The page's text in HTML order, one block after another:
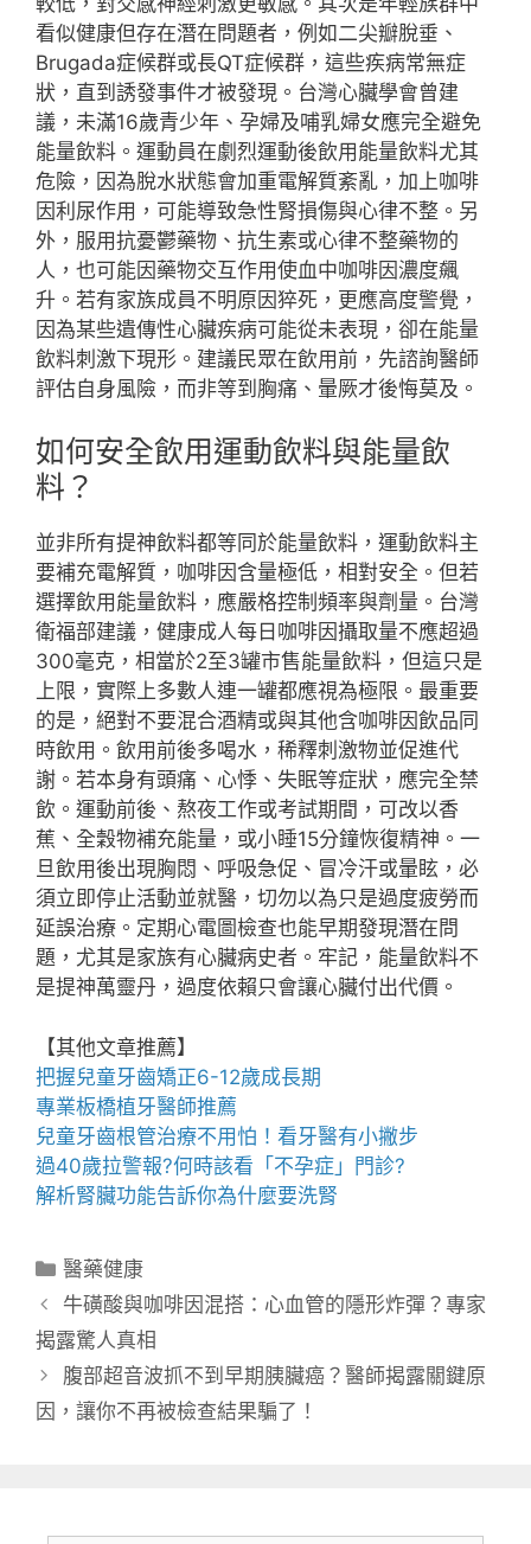
看似健康但存在潛在問題者，例如二尖瓣脫垂、
Brugada症候群或長QT症候群，這些疾病常無症
狀，直到誘發事件才被發現。台灣心臟學會曾建
議，未滿16歲青少年、孕婦及哺乳婦女應完全避免
能量飲料。運動員在劇烈運動後飲用能量飲料尤其
危險，因為脫水狀態會加重電解質紊亂，加上咖啡
因利尿作用，可能導致急性腎損傷與心律不整。另
外，服用抗憂鬱藥物、抗生素或心律不整藥物的
人，也可能因藥物交互作用使血中咖啡因濃度飆
升。若有家族成員不明原因猝死，更應高度警覺，
因為某些遺傳性心臟疾病可能從未表現，卻在能量
飲料刺激下現形。建議民眾在飲用前，先諮詢醫師
評估自身風險，而非等到胸痛、暈厥才後悔莫及。
如何安全飲用運動飲料與能量飲
料？
並非所有提神飲料都等同於能量飲料，運動飲料主
要補充電解質，咖啡因含量極低，相對安全。但若
選擇飲用能量飲料，應嚴格控制頻率與劑量。台灣
衛福部建議，健康成人每日咖啡因攝取量不應超過
300毫克，相當於2至3罐市售能量飲料，但這只是
上限，實際上多數人連一罐都應視為極限。最重要
的是，絕對不要混合酒精或與其他含咖啡因飲品同
時飲用。飲用前後多喝水，稀釋刺激物並促進代
謝。若本身有頭痛、心悸、失眠等症狀，應完全禁
飲。運動前後、熬夜工作或考試期間，可改以香
蕉、全穀物補充能量，或小睡15分鐘恢復精神。一
旦飲用後出現胸悶、呼吸急促、冒冷汗或暈眩，必
須立即停止活動並就醫，切勿以為只是過度疲勞而
延誤治療。定期心電圖檢查也能早期發現潛在問
題，尤其是家族有心臟病史者。牢記，能量飲料不
是提神萬靈丹，過度依賴只會讓心臟付出代價。
【其他文章推薦】
把握兒童牙齒矯正6-12歲成長期
專業板橋植牙醫師推薦
兒童牙齒根管治療不用怕！看牙醫有小撇步
過40歲拉警報?何時該看「不孕症 」門診?
解析腎臟功能告訴你為什麼要洗腎
分
類
醫藥健康
牛磺酸與咖啡因混搭：心血管的隱形炸彈？專家
揭露驚人真相
腹部超音波抓不到早期胰臟癌？醫師揭露關鍵原
因，讓你不再被檢查結果騙了！